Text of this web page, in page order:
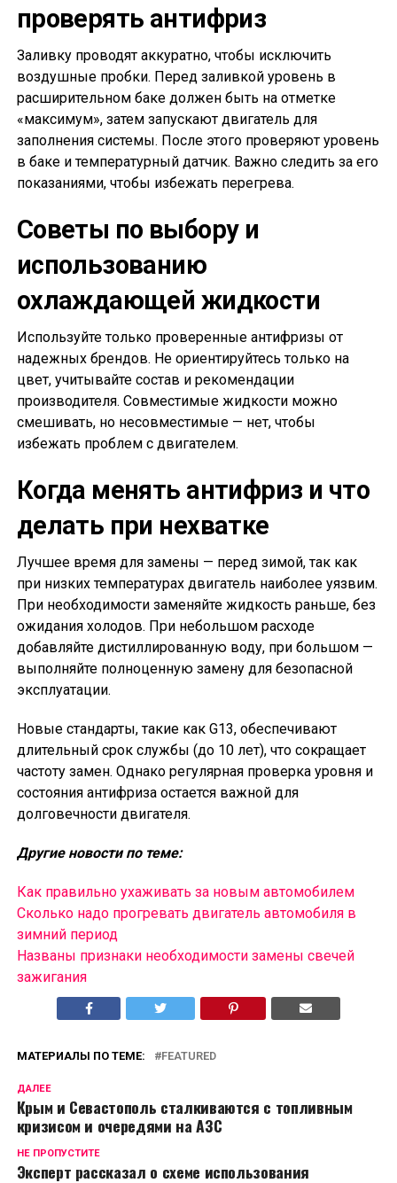
проверять антифриз
Заливку проводят аккуратно, чтобы исключить
воздушные пробки. Перед заливкой уровень в
расширительном баке должен быть на отметке
«максимум», затем запускают двигатель для
заполнения системы. После этого проверяют уровень
в баке и температурный датчик. Важно следить за его
показаниями, чтобы избежать перегрева.
Советы по выбору и
использованию
охлаждающей жидкости
Используйте только проверенные антифризы от
надежных брендов. Не ориентируйтесь только на
цвет, учитывайте состав и рекомендации
производителя. Совместимые жидкости можно
смешивать, но несовместимые — нет, чтобы
избежать проблем с двигателем.
Когда менять антифриз и что
делать при нехватке
Лучшее время для замены — перед зимой, так как
при низких температурах двигатель наиболее уязвим.
При необходимости заменяйте жидкость раньше, без
ожидания холодов. При небольшом расходе
добавляйте дистиллированную воду, при большом —
выполняйте полноценную замену для безопасной
эксплуатации.
Новые стандарты, такие как G13, обеспечивают
длительный срок службы (до 10 лет), что сокращает
частоту замен. Однако регулярная проверка уровня и
состояния антифриза остается важной для
долговечности двигателя.
Другие новости по теме:
Как правильно ухаживать за новым автомобилем
Сколько надо прогревать двигатель автомобиля в
зимний период
Названы признаки необходимости замены свечей
зажигания
МАТЕРИАЛЫ ПО ТЕМЕ: FEATURED
ДАЛЕЕ
Крым и Севастополь сталкиваются с топливным
кризисом и очередями на АЗС
НЕ ПРОПУСТИТЕ
Эксперт рассказал о схеме использования